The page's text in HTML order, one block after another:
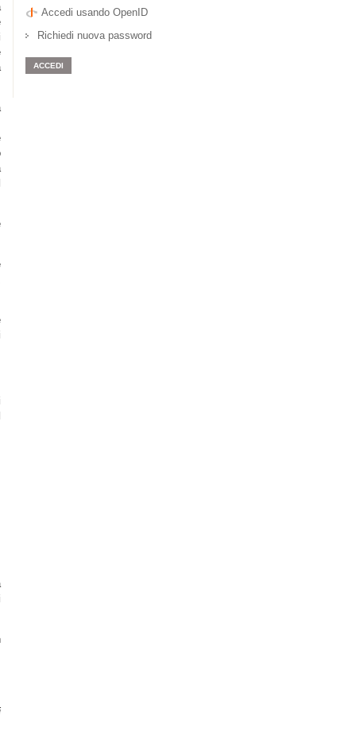
Accedi usando OpenID
Richiedi nuova password